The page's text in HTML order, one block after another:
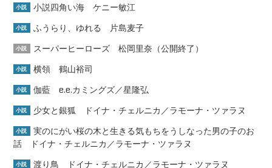
小説 小説四角い海 ケニー敏江
小説 ふうらり、ゆれる 片島麦子
小説 スーパーヒーローズ 松岡里奈（公開終了）
小説 横領 鶴山裕司
小説 伽藍 e.e.カミングズ／星隆弘
小説 少女と銀狐 ドイナ・チェルニカ／ラモーナ・ツァラヌ
小説
実のにがい桜の木と生きる気もちをうしなった男の子のお
話 ドイナ・チェルニカ／ラモーナ・ツァラヌ
小説 渡り鳥 ドイナ・チェルニカ／ラモーナ・ツァラヌ